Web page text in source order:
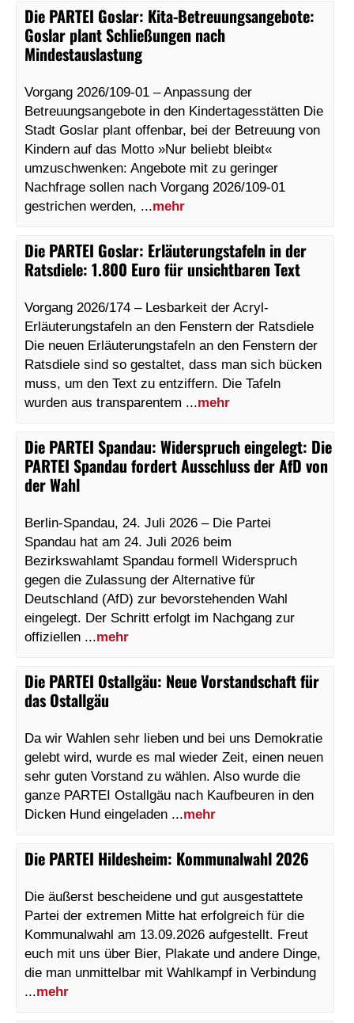
Die PARTEI Goslar: Kita-Betreuungsangebote:
Goslar plant Schließungen nach
Mindestauslastung
Vorgang 2026/109-01 – Anpassung der
Betreuungsangebote in den Kindertagesstätten Die
Stadt Goslar plant offenbar, bei der Betreuung von
Kindern auf das Motto »Nur beliebt bleibt«
umzuschwenken: Angebote mit zu geringer
Nachfrage sollen nach Vorgang 2026/109-01
gestrichen werden, ...mehr
Die PARTEI Goslar: Erläuterungstafeln in der
Ratsdiele: 1.800 Euro für unsichtbaren Text
Vorgang 2026/174 – Lesbarkeit der Acryl-
Erläuterungstafeln an den Fenstern der Ratsdiele
Die neuen Erläuterungstafeln an den Fenstern der
Ratsdiele sind so gestaltet, dass man sich bücken
muss, um den Text zu entziffern. Die Tafeln
wurden aus transparentem ...mehr
Die PARTEI Spandau: Widerspruch eingelegt: Die
PARTEI Spandau fordert Ausschluss der AfD von
der Wahl
Berlin-Spandau, 24. Juli 2026 – Die Partei
Spandau hat am 24. Juli 2026 beim
Bezirkswahlamt Spandau formell Widerspruch
gegen die Zulassung der Alternative für
Deutschland (AfD) zur bevorstehenden Wahl
eingelegt. Der Schritt erfolgt im Nachgang zur
offiziellen ...mehr
Die PARTEI Ostallgäu: Neue Vorstandschaft für
das Ostallgäu
Da wir Wahlen sehr lieben und bei uns Demokratie
gelebt wird, wurde es mal wieder Zeit, einen neuen
sehr guten Vorstand zu wählen. Also wurde die
ganze PARTEI Ostallgäu nach Kaufbeuren in den
Dicken Hund eingeladen ...mehr
Die PARTEI Hildesheim: Kommunalwahl 2026
Die äußerst bescheidene und gut ausgestattete
Partei der extremen Mitte hat erfolgreich für die
Kommunalwahl am 13.09.2026 aufgestellt. Freut
euch mit uns über Bier, Plakate und andere Dinge,
die man unmittelbar mit Wahlkampf in Verbindung
...mehr